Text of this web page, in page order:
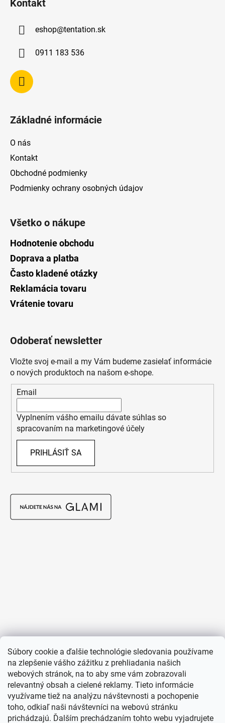
Súbory cookie a ďalšie technológie sledovania používame
na zlepšenie vášho zážitku z prehliadania našich
webových stránok, na to aby sme vám zobrazovali
relevantný obsah a cielené reklamy. Tieto informácie
využívame tiež na analýzu návštevnosti a pochopenie
toho, odkiaľ naši návštevníci na webovú stránku
prichádzajú. Ďalším prechádzaním tohto webu vyjadrujete
Kontakt
eshop@tentation.sk
0911 183 536
Základné informácie
O nás
Kontakt
Obchodné podmienky
Podmienky ochrany osobných údajov
Všetko o nákupe
Hodnotenie obchodu
Doprava a platba
Často kladené otázky
Reklamácia tovaru
Vrátenie tovaru
Odoberať newsletter
Vložte svoj e-mail a my Vám budeme zasielať informácie
o nových produktoch na našom e-shope.
Email
Vyplnením vášho emailu dávate súhlas so
spracovaním na marketingové účely
PRIHLÁSIŤ SA